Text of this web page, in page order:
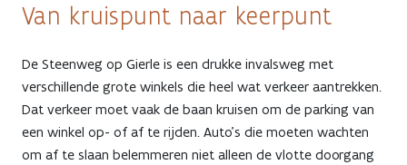
Van kruispunt naar keerpunt
De Steenweg op Gierle is een drukke invalsweg met
verschillende grote winkels die heel wat verkeer aantrekken.
Dat verkeer moet vaak de baan kruisen om de parking van
een winkel op- of af te rijden. Auto’s die moeten wachten
om af te slaan belemmeren niet alleen de vlotte doorgang